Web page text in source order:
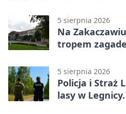
5 sierpnia 2026
Na
tropem
5 sierpnia 2026
Policja i Straż
lasy w